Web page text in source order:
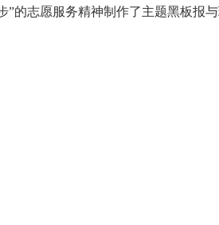
的志愿服务精神制作了主题黑板报